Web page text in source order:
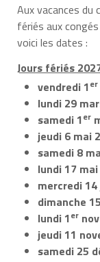
Aux vacances du
fériés aux
voici les dates :
Jours fériés
vendredi 1er
lundi 29
samedi 1er
jeudi 6 mai
samedi 8
lundi 17
mercredi
dimanche
lundi 1er
jeudi 11
samedi 25